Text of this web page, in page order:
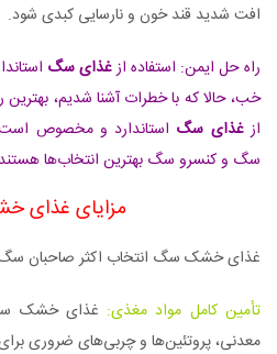
افت شدید قند خون و نارسایی کبدی شود.
راه حل ایمن: استفاده ازغذای سگ
خب، حالا که با خطرات آشنا شدیم،
ازغذای سگ استاندارد و مخصوص
سگ و کنسرو سگ بهترین انتخاب‌ها
مزایای
غذای خشک سگ انتخاب اکثر صاحبان
تأمین کامل مواد مغذی: غذای خشک سگ
معدنی، پروتئین‌ها و چربی‌های ضروری